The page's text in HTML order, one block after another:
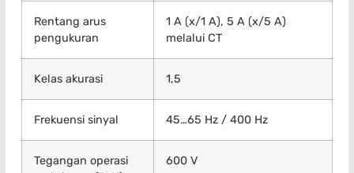
Rentang arus
pengukuran
1 A (x/1 A), 5 A (x/5 A)
melalui CT
Kelas akurasi 1,5
Frekuensi sinyal 45…65 Hz / 400 Hz
Tegangan operasi
600 V